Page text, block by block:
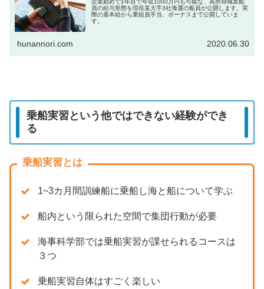
企業勤めで1年目で年収1000万円も可能な、高所得職業船
員の給与形態を現役某大手3社海運の船員が公開します。実
際の基本給から乗組員手当、ボーナスまで公開していま
す。
hunannori.com 2020.06.30
乗船実習という他ではできない経験ができ
る
乗船実習とは
1~3カ月間訓練船に乗船し海と船について学ぶ
船内という限られた空間で集団行動が必要
海事科学部では乗船実習が課せられるコースは
３つ
乗船実習自体はすごく楽しい